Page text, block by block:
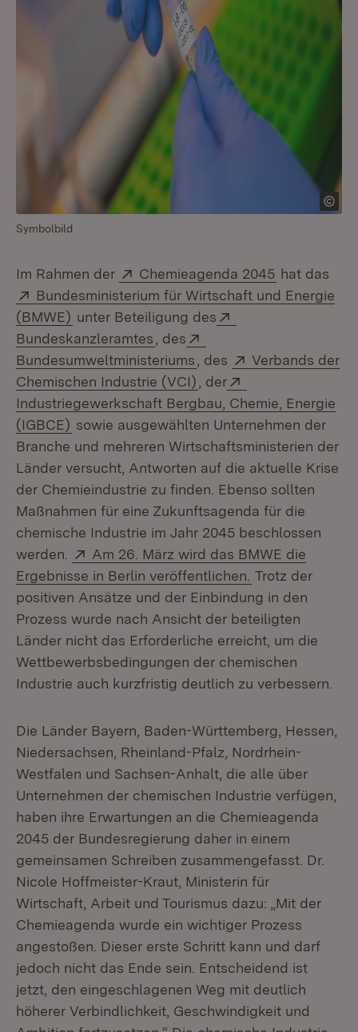
Symbolbild
Im Rahmen der Extern:
Chemieagenda 2045 (Öffnet in
hat das
Extern:
Bundesministerium für Wirtschaft und Energie
(BMWE) (Öffnet in neuem Fenster)
unter Beteiligung des
Bundeskanzleramtes (Öffnet in neuem Fenster)
, des
Bundesumweltministeriums (Öffnet in neuem
, des Extern:
Verbands der
Chemischen Industrie (VCI) (Öffnet in neuem
, der
Industriegewerkschaft Bergbau, Chemie, Energie
(IGBCE) (Öffnet in neuem Fenster)
sowie ausgewählten Unternehmen der
Branche und mehreren Wirtschaftsministerien der
Länder versucht, Antworten auf die aktuelle Krise
der Chemieindustrie zu finden. Ebenso sollten
Maßnahmen für eine Zukunftsagenda für die
chemische Industrie im Jahr 2045 beschlossen
werden.
Extern:
Am 26. März wird das BMWE die
Ergebnisse in Berlin veröffentlichen. (Öffnet in
Trotz der
positiven Ansätze und der Einbindung in den
Prozess wurde nach Ansicht der beteiligten
Länder nicht das Erforderliche erreicht, um die
Wettbewerbsbedingungen der chemischen
Industrie auch kurzfristig deutlich zu verbessern.
Die Länder Bayern, Baden-Württemberg, Hessen,
Niedersachsen, Rheinland-Pfalz, Nordrhein-
Westfalen und Sachsen-Anhalt, die alle über
Unternehmen der chemischen Industrie verfügen,
haben ihre Erwartungen an die Chemieagenda
2045 der Bundesregierung daher in einem
gemeinsamen Schreiben zusammengefasst. Dr.
Nicole Hoffmeister-Kraut, Ministerin für
Wirtschaft, Arbeit und Tourismus dazu: „Mit der
Chemieagenda wurde ein wichtiger Prozess
angestoßen. Dieser erste Schritt kann und darf
jedoch nicht das Ende sein. Entscheidend ist
jetzt, den eingeschlagenen Weg mit deutlich
höherer Verbindlichkeit, Geschwindigkeit und